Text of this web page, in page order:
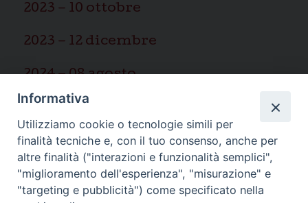
2023 – 10 ottobre
2023 – 12 dicembre
2024 – 08 agosto
2025 – 03 marzo
Informativa
Utilizziamo cookie o tecnologie simili per
finalità tecniche e, con il tuo consenso, anche per
altre finalità ("interazioni e funzionalità semplici",
"miglioramento dell'esperienza", "misurazione" e
"targeting e pubblicità") come specificato nella